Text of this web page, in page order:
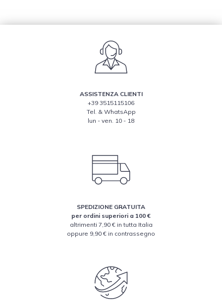
ASSISTENZA CLIENTI
+39 3515115106
Tel. & WhatsApp
lun - ven. 10 - 18
SPEDIZIONE GRATUITA
per ordini superiori a 100 €
altrimenti 7,90 € in tutta Italia
oppure 9,90 € in contrassegno